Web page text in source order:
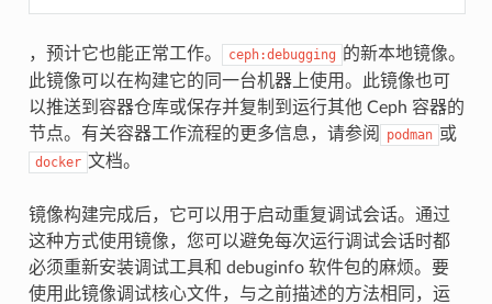
，预计它也能正常工作。 ceph:debugging
的新本地镜像。
此镜像可以在构建它的同一台机器上使用。此镜像也可
以推送到容器仓库或保存并复制到运行其他 Ceph 容器的
节点。有关容器工作流程的更多信息，请参阅
podman 或
docker 文档。
镜像构建完成后，它可以用于启动重复调试会话。通过
这种方式使用镜像，您可以避免每次运行调试会话时都
必须重新安装调试工具和 debuginfo 软件包的麻烦。要
使用此镜像调试核心文件，与之前描述的方法相同，运